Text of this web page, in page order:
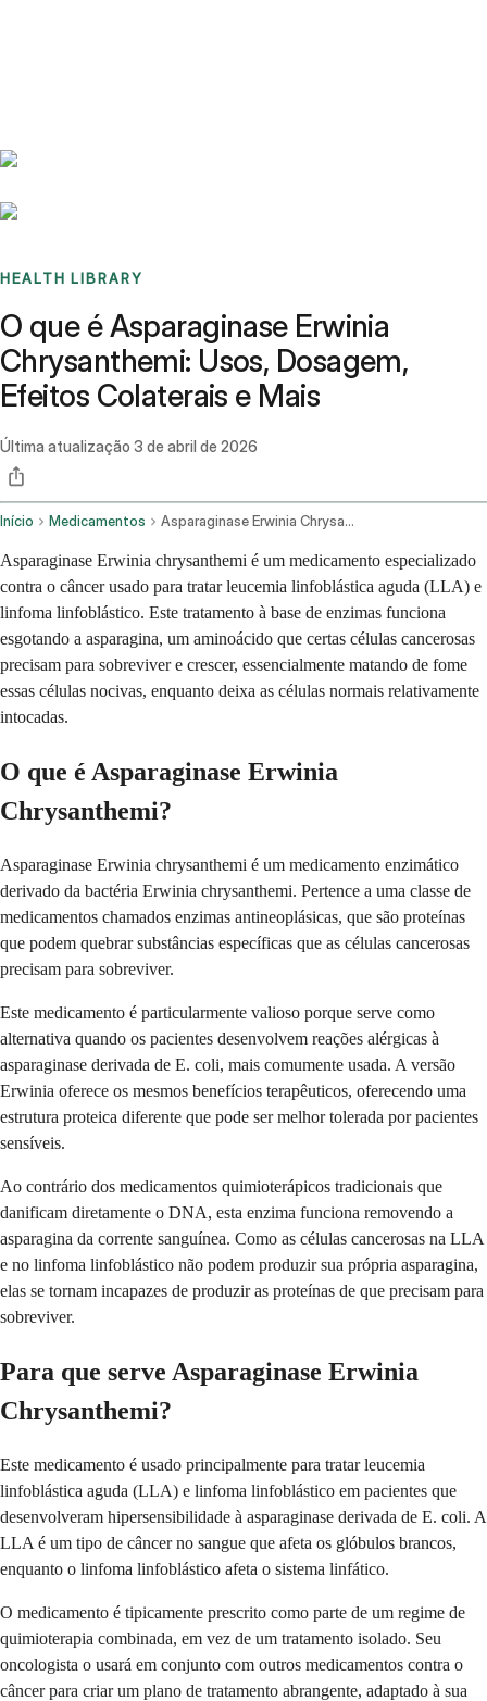
HEALTH LIBRARY
O que é Asparaginase Erwinia
Chrysanthemi: Usos, Dosagem,
Efeitos Colaterais e Mais
Última atualização 3 de abril de 2026
Início Medicamentos Asparaginase Erwinia Chrysanthemi Injection Route
Asparaginase Erwinia chrysanthemi é um medicamento especializado
contra o câncer usado para tratar leucemia linfoblástica aguda (LLA) e
linfoma linfoblástico. Este tratamento à base de enzimas funciona
esgotando a asparagina, um aminoácido que certas células cancerosas
precisam para sobreviver e crescer, essencialmente matando de fome
essas células nocivas, enquanto deixa as células normais relativamente
intocadas.
O que é Asparaginase Erwinia
Chrysanthemi?
Asparaginase Erwinia chrysanthemi é um medicamento enzimático
derivado da bactéria Erwinia chrysanthemi. Pertence a uma classe de
medicamentos chamados enzimas antineoplásicas, que são proteínas
que podem quebrar substâncias específicas que as células cancerosas
precisam para sobreviver.
Este medicamento é particularmente valioso porque serve como
alternativa quando os pacientes desenvolvem reações alérgicas à
asparaginase derivada de E. coli, mais comumente usada. A versão
Erwinia oferece os mesmos benefícios terapêuticos, oferecendo uma
estrutura proteica diferente que pode ser melhor tolerada por pacientes
sensíveis.
Ao contrário dos medicamentos quimioterápicos tradicionais que
danificam diretamente o DNA, esta enzima funciona removendo a
asparagina da corrente sanguínea. Como as células cancerosas na LLA
e no linfoma linfoblástico não podem produzir sua própria asparagina,
elas se tornam incapazes de produzir as proteínas de que precisam para
sobreviver.
Para que serve Asparaginase Erwinia
Chrysanthemi?
Este medicamento é usado principalmente para tratar leucemia
linfoblástica aguda (LLA) e linfoma linfoblástico em pacientes que
desenvolveram hipersensibilidade à asparaginase derivada de E. coli. A
LLA é um tipo de câncer no sangue que afeta os glóbulos brancos,
enquanto o linfoma linfoblástico afeta o sistema linfático.
O medicamento é tipicamente prescrito como parte de um regime de
quimioterapia combinada, em vez de um tratamento isolado. Seu
oncologista o usará em conjunto com outros medicamentos contra o
câncer para criar um plano de tratamento abrangente, adaptado à sua